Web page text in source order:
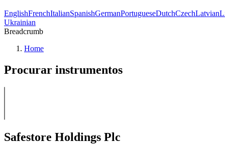
EnglishFrenchItalianSpanishGermanPortugueseDutchCzechLatvian
Ukrainian
Breadcrumb
Home
Procurar instrumentos
Safestore Holdings Plc